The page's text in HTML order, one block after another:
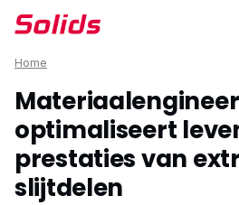
Home
optimaliseert
prestaties van
slijtdelen